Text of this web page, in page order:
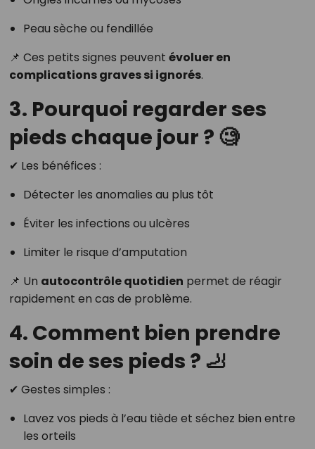
Peau sèche ou fendillée
📌 Ces petits signes peuvent évoluer en
complications graves si ignorés.
3. Pourquoi regarder ses
pieds chaque jour ? 🧐
✔ Les bénéfices :
Détecter les anomalies au plus tôt
Éviter les infections ou ulcères
Limiter le risque d’amputation
📌 Un autocontrôle quotidien permet de réagir
rapidement en cas de problème.
4. Comment bien prendre
soin de ses pieds ? 🦶
✔ Gestes simples :
Lavez vos pieds à l’eau tiède et séchez bien entre
les orteils